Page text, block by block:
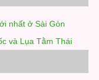
nhất ở Sài Gòn
và Lụa Tằm Thái